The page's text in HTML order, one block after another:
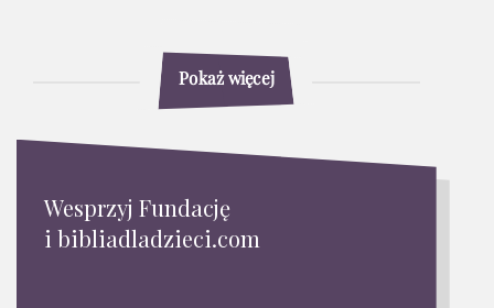
Pokaż więcej
Wesprzyj Fundację
i bibliadladzieci.com